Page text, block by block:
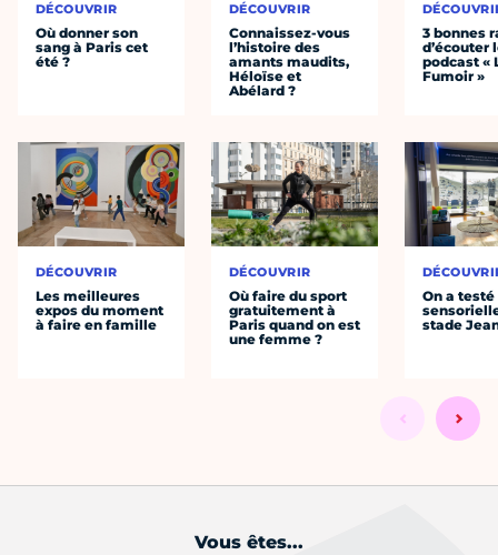
DÉCOUVRIR
Où donner son
sang à Paris cet
été ?
DÉCOUVRIR
Les meilleures
expos du moment
à faire en famille
DÉCOUVRIR
Connaissez-vous
l’histoire des
amants maudits,
Héloïse et
Abélard ?
DÉCOUVRIR
Où faire du sport
gratuitement à
Paris quand on est
une femme ?
3 bonnes
d’écouter
podcast «
Fumoir »
On a
stade
Vous êtes...